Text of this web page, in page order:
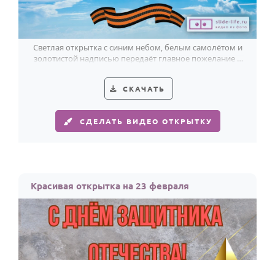
Светлая открытка с синим небом, белым самолётом и
золотистой надписью передаёт главное пожелание к
СКАЧАТЬ
СДЕЛАТЬ ВИДЕО ОТКРЫТКУ
Красивая открытка на 23 февраля